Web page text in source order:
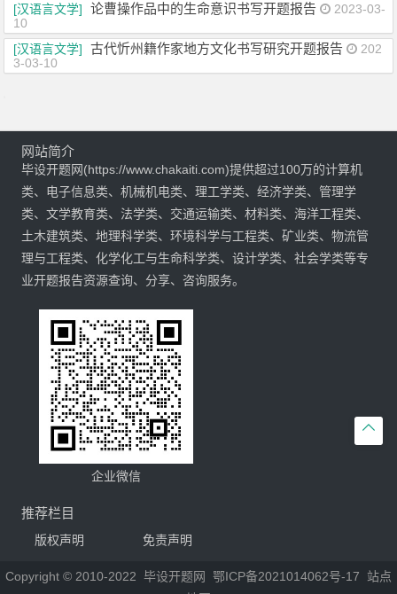
[汉语言文学]
论曹操作品中的生命意识书写开题报告
2023-03-
10
[汉语言文学]
古代忻州籍作家地方文化书写研究开题报告
202
3-03-10

网站简介
毕设开题网(https://www.chakaiti.com)提供超过100万的计算机
类、电子信息类、机械机电类、理工学类、经济学类、管理学
类、文学教育类、法学类、交通运输类、材料类、海洋工程类、
土木建筑类、地理科学类、环境科学与工程类、矿业类、物流管
理与工程类、化学化工与生命科学类、设计学类、社会学类等专
业开题报告资源查询、分享、咨询服务。
企业微信
推荐栏目
版权声明 免责声明
Copyright © 2010-2022 毕设开题网 鄂ICP备2021014062号-17 站点